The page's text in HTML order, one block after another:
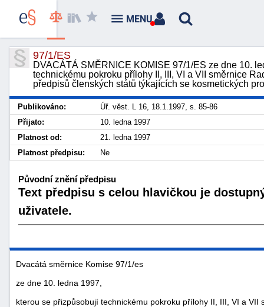
97/1/ES
DVACÁTÁ SMĚRNICE KOMISE 97/1/ES ze dne 10.
technickému pokroku přílohy II, III, VI a VII směrnice
předpisů členských států týkajících se kosmetických
Publikováno:
Úř. věst. L 16, 18.1.1997, s. 85-86
Přijato:
10. ledna 1997
Platnost od:
21. ledna 1997
Platnost předpisu:
Ne
Původní znění předpisu
Text předpisu s celou hlavičkou je
uživatele.
Dvacátá směrnice Komise 97/1/es
ze dne 10. ledna 1997,
kterou se přizpůsobují technickému pokroku přílohy II, III, VI a
MENU